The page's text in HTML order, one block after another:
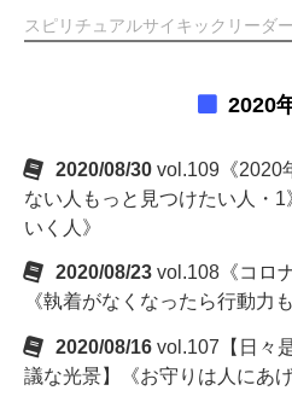
スピリチュアルサイキックリーダ
2020
2020/08/30 vol.109《2020
ない人もっと見つけたい人・
いく人》
2020/08/23 vol.108《コロ
《執着がなくなったら行動力
2020/08/16 vol.107【日々
議な光景】《お守りは人にあ